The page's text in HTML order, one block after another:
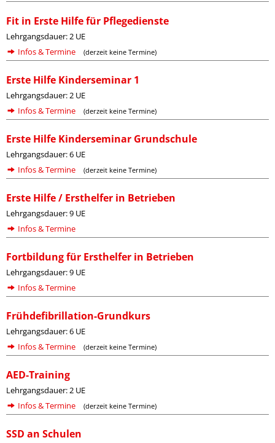
Fit in Erste Hilfe für Pflegedienste
Lehrgangsdauer: 2 UE
Infos & Termine
(derzeit keine Termine)
Erste Hilfe Kinderseminar 1
Lehrgangsdauer: 2 UE
Infos & Termine
(derzeit keine Termine)
Erste Hilfe Kinderseminar Grundschule
Lehrgangsdauer: 6 UE
Infos & Termine
(derzeit keine Termine)
Erste Hilfe / Ersthelfer in Betrieben
Lehrgangsdauer: 9 UE
Infos & Termine
Fortbildung für Ersthelfer in Betrieben
Lehrgangsdauer: 9 UE
Infos & Termine
Frühdefibrillation-Grundkurs
Lehrgangsdauer: 6 UE
Infos & Termine
(derzeit keine Termine)
AED-Training
Lehrgangsdauer: 2 UE
Infos & Termine
(derzeit keine Termine)
SSD an Schulen